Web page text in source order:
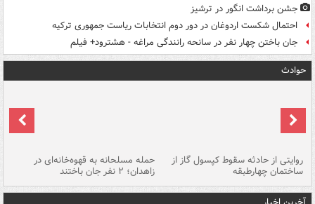
جشن برداشت انگور در ترشیز
احتمال شکست اردوغان در دور دوم انتخابات ریاست جمهوری ترکیه
جان باختن چهار نفر در سانحه رانندگی مراغه - هشترود+ فیلم
حوادث
روایتی از حادثه سقوط کپسول گاز از
ساختمان چهارطبقه
حمله مسلحانه به قهوه‌خانه‌ای در
زاهدان؛ ۲ نفر جان باختند